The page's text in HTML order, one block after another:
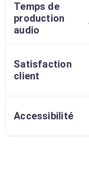
Temps de
production
audio
Satisfaction
client
Accessibilité